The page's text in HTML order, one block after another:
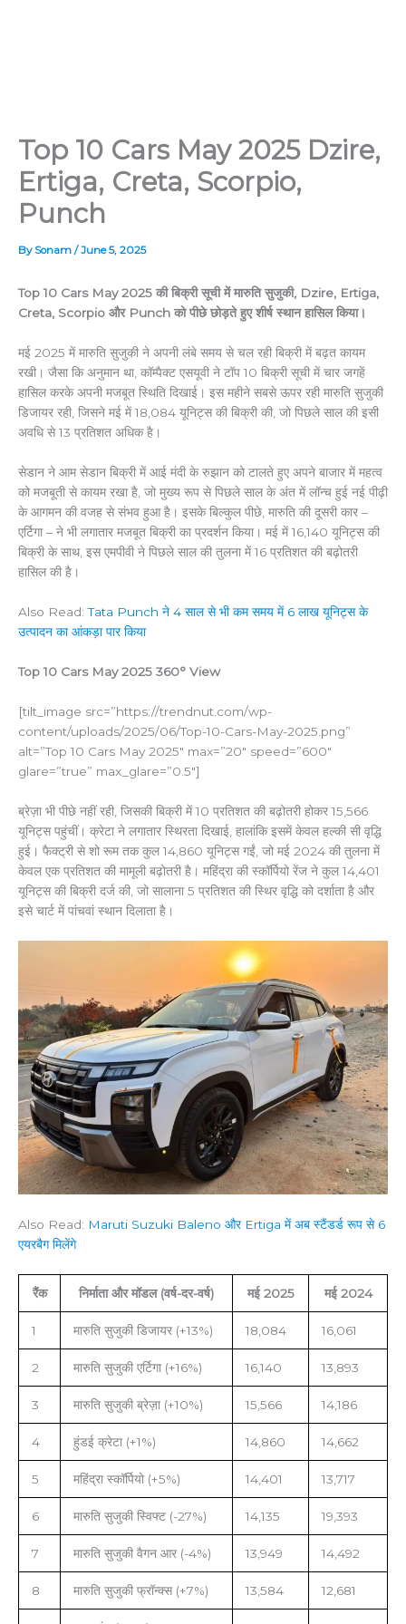
Top 10 Cars May 2025 Dzire,
Ertiga, Creta, Scorpio,
Punch
By Sonam /June 5, 2025
Top 10 Cars May 2025 की बिक्री सूची में मारुति सुजुकी, Dzire, Ertiga,
Creta, Scorpio और Punch को पीछे छोड़ते हुए शीर्ष स्थान हासिल किया।
मई 2025 में मारुति सुजुकी ने अपनी लंबे समय से चल रही बिक्री में बढ़त कायम
रखी। जैसा कि अनुमान था, कॉम्पैक्ट एसयूवी ने टॉप 10 बिक्री सूची में चार जगहें
हासिल करके अपनी मजबूत स्थिति दिखाई। इस महीने सबसे ऊपर रही मारुति सुजुकी
डिजायर रही, जिसने मई में 18,084 यूनिट्स की बिक्री की, जो पिछले साल की इसी
अवधि से 13 प्रतिशत अधिक है।
सेडान ने आम सेडान बिक्री में आई मंदी के रुझान को टालते हुए अपने बाजार में महत्व
को मजबूती से कायम रखा है, जो मुख्य रूप से पिछले साल के अंत में लॉन्च हुई नई पीढ़ी
के आगमन की वजह से संभव हुआ है। इसके बिल्कुल पीछे, मारुति की दूसरी कार –
एर्टिगा – ने भी लगातार मजबूत बिक्री का प्रदर्शन किया। मई में 16,140 यूनिट्स की
बिक्री के साथ, इस एमपीवी ने पिछले साल की तुलना में 16 प्रतिशत की बढ़ोतरी
हासिल की है।
Also Read:Tata Punch ने 4 साल से भी कम समय में 6 लाख यूनिट्स के
उत्पादन का आंकड़ा पार किया
Top 10 Cars May 2025 360° View
[tilt_image src=”https://trendnut.com/wp-
content/uploads/2025/06/Top-10-Cars-May-2025.png”
alt=”Top 10 Cars May 2025″ max=”20″ speed=”600″
glare=”true” max_glare=”0.5″]
ब्रेज़ा भी पीछे नहीं रही, जिसकी बिक्री में 10 प्रतिशत की बढ़ोतरी होकर 15,566
यूनिट्स पहुंचीं। क्रेटा ने लगातार स्थिरता दिखाई, हालांकि इसमें केवल हल्की सी वृद्धि
हुई। फैक्ट्री से शो रूम तक कुल 14,860 यूनिट्स गईं, जो मई 2024 की तुलना में
केवल एक प्रतिशत की मामूली बढ़ोतरी है। महिंद्रा की स्कॉर्पियो रेंज ने कुल 14,401
यूनिट्स की बिक्री दर्ज की, जो सालाना 5 प्रतिशत की स्थिर वृद्धि को दर्शाता है और
इसे चार्ट में पांचवां स्थान दिलाता है।
Also Read: Maruti Suzuki Baleno और Ertiga में अब स्टैंडर्ड रूप से 6
एयरबैग मिलेंगे
रैंक निर्माता और मॉडल (वर्ष-दर-वर्ष) मई 2025 मई 2024
1 मारुति सुजुकी डिजायर (+13%) 18,084 16,061
2 मारुति सुजुकी एर्टिगा (+16%) 16,140 13,893
3 मारुति सुजुकी ब्रेज़ा (+10%) 15,566 14,186
4 हुंडई क्रेटा (+1%) 14,860 14,662
5 महिंद्रा स्कॉर्पियो (+5%) 14,401 13,717
6 मारुति सुजुकी स्विफ्ट (-27%) 14,135 19,393
7 मारुति सुजुकी वैगन आर (-4%) 13,949 14,492
8 मारुति सुजुकी फ्रॉन्क्स (+7%) 13,584 12,681